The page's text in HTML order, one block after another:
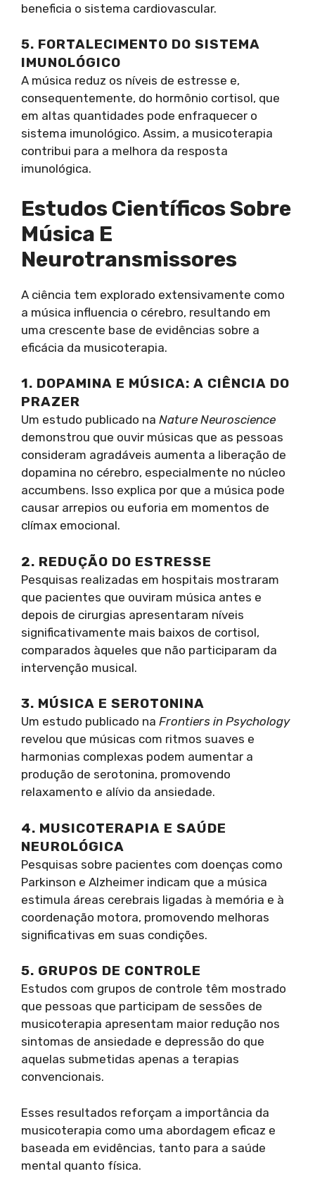
beneficia o sistema cardiovascular.
5. FORTALECIMENTO DO SISTEMA
IMUNOLÓGICO
A música reduz os níveis de estresse e,
consequentemente, do hormônio cortisol, que
em altas quantidades pode enfraquecer o
sistema imunológico. Assim, a musicoterapia
contribui para a melhora da resposta
imunológica.
Estudos Científicos Sobre
Música E
Neurotransmissores
A ciência tem explorado extensivamente como
a música influencia o cérebro, resultando em
uma crescente base de evidências sobre a
eficácia da musicoterapia.
1. DOPAMINA E MÚSICA: A CIÊNCIA DO
PRAZER
Um estudo publicado na Nature Neuroscience
demonstrou que ouvir músicas que as pessoas
consideram agradáveis aumenta a liberação de
dopamina no cérebro, especialmente no núcleo
accumbens. Isso explica por que a música pode
causar arrepios ou euforia em momentos de
clímax emocional.
2. REDUÇÃO DO ESTRESSE
Pesquisas realizadas em hospitais mostraram
que pacientes que ouviram música antes e
depois de cirurgias apresentaram níveis
significativamente mais baixos de cortisol,
comparados àqueles que não participaram da
intervenção musical.
3. MÚSICA E SEROTONINA
Um estudo publicado na Frontiers in Psychology
revelou que músicas com ritmos suaves e
harmonias complexas podem aumentar a
produção de serotonina, promovendo
relaxamento e alívio da ansiedade.
4. MUSICOTERAPIA E SAÚDE
NEUROLÓGICA
Pesquisas sobre pacientes com doenças como
Parkinson e Alzheimer indicam que a música
estimula áreas cerebrais ligadas à memória e à
coordenação motora, promovendo melhoras
significativas em suas condições.
5. GRUPOS DE CONTROLE
Estudos com grupos de controle têm mostrado
que pessoas que participam de sessões de
musicoterapia apresentam maior redução nos
sintomas de ansiedade e depressão do que
aquelas submetidas apenas a terapias
convencionais.
Esses resultados reforçam a importância da
musicoterapia como uma abordagem eficaz e
baseada em evidências, tanto para a saúde
mental quanto física.